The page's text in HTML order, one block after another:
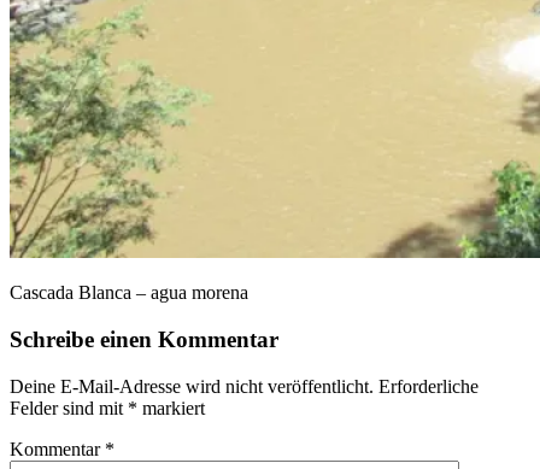
Cascada Blanca – agua morena
Schreibe einen Kommentar
Deine E-Mail-Adresse wird nicht veröffentlicht. Erforderliche
Felder sind mit * markiert
Kommentar *